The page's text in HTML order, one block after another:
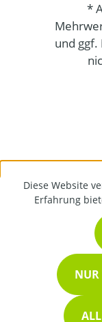
*
und
Diese Website
Erfahrung
NUR